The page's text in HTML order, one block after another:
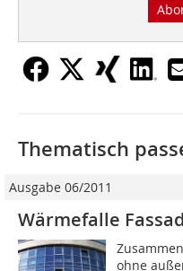
Thematisch
Ausgabe 06/2011
Wärmefalle
ohne